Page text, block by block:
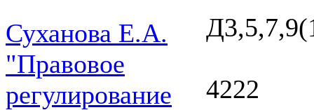
Суханова Е.А.
"Правовое
регулирование
4222